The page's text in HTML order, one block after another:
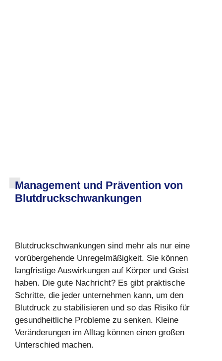
Management und Prävention von
Blutdruckschwankungen
Blutdruckschwankungen sind mehr als nur eine
vorübergehende Unregelmäßigkeit. Sie können
langfristige Auswirkungen auf Körper und Geist
haben. Die gute Nachricht? Es gibt praktische
Schritte, die jeder unternehmen kann, um den
Blutdruck zu stabilisieren und so das Risiko für
gesundheitliche Probleme zu senken. Kleine
Veränderungen im Alltag können einen großen
Unterschied machen.